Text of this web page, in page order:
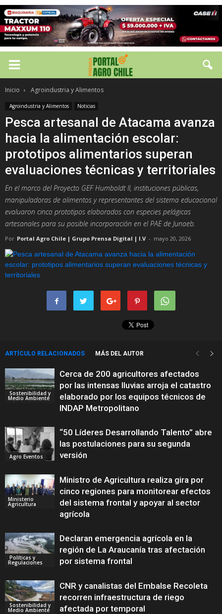
Inicio Agroindustria y Alimentos
Agroindustria y Alimentos Noticias
Pesca artesanal de Atacama avanza
hacia la alimentación escolar:
prototipos alimentarios superan
evaluaciones técnicas y territoriales
En el marco del Proyecto GEF Humboldt II, instituciones públicas,
manipuladoras de alimentos y representantes del sistema educacional
evaluaron cinco prototipos elaborados con especies pelágicas
artesanales para su posible incorporación en el PAE de Junaeb.
Por Portal Agro Chile | Grupo Prensa Digital | I.V - mayo 20, 2026
ARTÍCULO RELACIONADOS MÁS DEL AUTOR
Sostenibilidad y
Medio Ambiente
Cerca de 200 agricultores afectados
por las intensas lluvias arroja el catastro
elaborado por los equipos técnicos de
INDAP Metropolitano
Agro Eventos
“50 Líderes Desarrollando Talento” abre
las postulaciones para su segunda
versión
Ministerio
Agricultura
Ministro de Agricultura realiza gira por
cinco regiones para monitorear efectos
del sistema frontal y apoyar al sector
agrícola
Políticas y
Regulaciones
Declaran emergencia agrícola en la
región de La Araucanía tras afectación
por sistema frontal
Sostenibilidad y
Medio Ambiente
CNR y canalistas del Embalse Recoleta
recorren infraestructura de riego
afectada por temporal